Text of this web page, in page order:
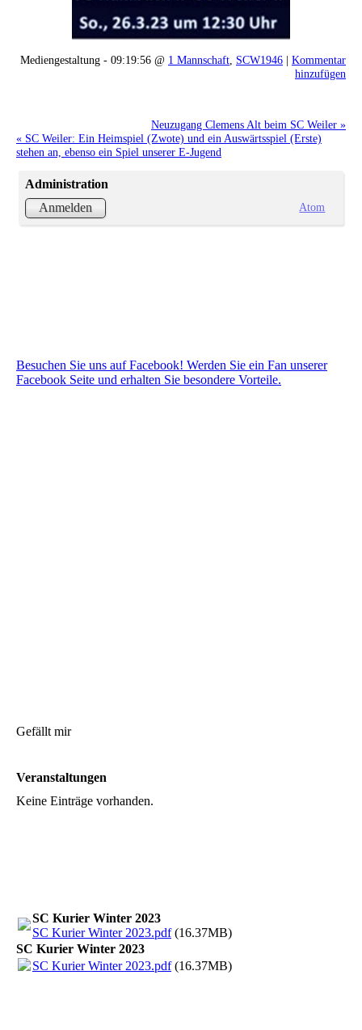
Mediengestaltung - 09:19:56 @ 1 Mannschaft SCW1946 | Kommentar
hinzufügen
Neuzugang Clemens Alt beim SC Weiler »
« SC Weiler: Ein Heimspiel (Zwote) und ein Auswärtsspiel (Erste)
stehen an, ebenso ein Spiel unserer E-Jugend
Administration
Anmelden
Atom
Besuchen Sie uns auf Facebook! Werden Sie ein Fan unserer
Facebook Seite und erhalten Sie besondere Vorteile.
Gefällt mir
Veranstaltungen
Keine Einträge vorhanden.
SC Kurier Winter 2023
SC Kurier Winter 2023.pdf(16.37MB)
SC Kurier Winter 2023
SC Kurier Winter 2023.pdf(16.37MB)